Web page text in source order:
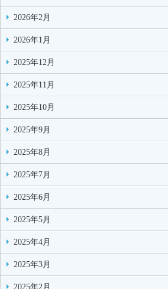
2026年2月
2026年1月
2025年12月
2025年11月
2025年10月
2025年9月
2025年8月
2025年7月
2025年6月
2025年5月
2025年4月
2025年3月
2025年2月